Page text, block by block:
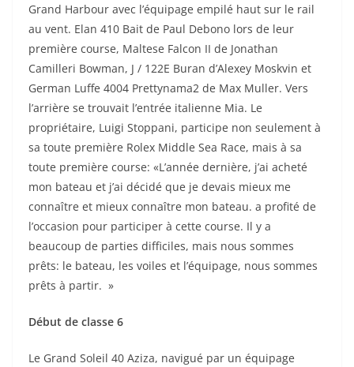
Grand Harbour avec l’équipage empilé haut sur le rail
au vent. Elan 410 Bait de Paul Debono lors de leur
première course, Maltese Falcon II de Jonathan
Camilleri Bowman, J / 122E Buran d’Alexey Moskvin et
German Luffe 4004 Prettynama2 de Max Muller. Vers
l’arrière se trouvait l’entrée italienne Mia. Le
propriétaire, Luigi Stoppani, participe non seulement à
sa toute première Rolex Middle Sea Race, mais à sa
toute première course: «L’année dernière, j’ai acheté
mon bateau et j’ai décidé que je devais mieux me
connaître et mieux connaître mon bateau. a profité de
l’occasion pour participer à cette course. Il y a
beaucoup de parties difficiles, mais nous sommes
prêts: le bateau, les voiles et l’équipage, nous sommes
prêts à partir. »
Début de classe 6
Le Grand Soleil 40 Aziza, navigué par un équipage